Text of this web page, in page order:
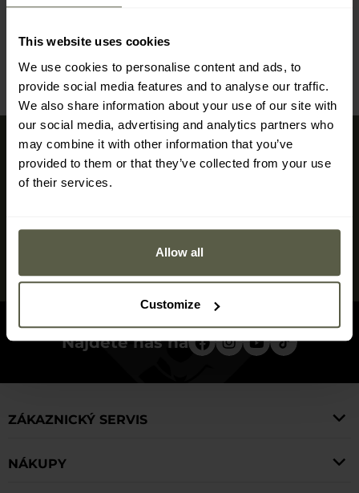
This website uses cookies
We use cookies to personalise content and ads, to
provide social media features and to analyse our traffic.
We also share information about your use of our site with
our social media, advertising and analytics partners who
may combine it with other information that you’ve
provided to them or that they’ve collected from your use
of their services.
Allow all
Customize
Telefonické objednávky
Přihlaste se k odběru newsletteru
Nenechte si ujít nabídky a nové produkty v našem obchodě.
Přihlaste se
politikou ochrany osobních údajů
Najděte nás na
ZÁKAZNICKÝ SERVIS
NÁKUPY